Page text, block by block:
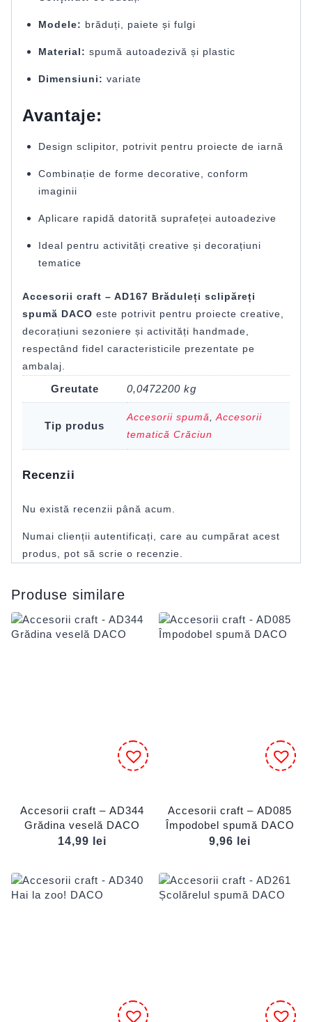
Modele: brăduți, paiete și fulgi
Material: spumă autoadezivă și plastic
Dimensiuni: variate
Avantaje:
Design sclipitor, potrivit pentru proiecte de iarnă
Combinație de forme decorative, conform
imaginii
Aplicare rapidă datorită suprafeței autoadezive
Ideal pentru activități creative și decorațiuni
tematice
Accesorii craft – AD167 Brăduleți sclipăreți
spumă DACO este potrivit pentru proiecte creative,
decorațiuni sezoniere și activități handmade,
respectând fidel caracteristicile prezentate pe
ambalaj.
Greutate 0,0472200 kg
Tip produs
Accesorii spumă
Accesorii
tematică Crăciun
Recenzii
Nu există recenzii până acum.
Numai clienții autentificați, care au cumpărat acest
produs, pot să scrie o recenzie.
Produse similare
Accesorii craft – AD344
Grădina veselă DACO
14,99
lei
Accesorii craft – AD085
Împodobel spumă DACO
9,96
lei